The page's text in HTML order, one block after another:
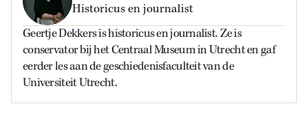
Historicus en journalist
Geertje Dekkers is historicus en journalist. Ze is
conservator bij het Centraal Museum in Utrecht en gaf
eerder les aan de geschiedenisfaculteit van de
Universiteit Utrecht.